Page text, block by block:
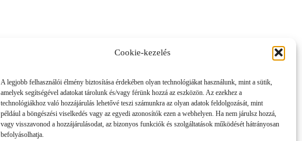
Cookie-kezelés
A legjobb felhasználói élmény biztosítása érdekében olyan technológiákat használunk, mint a sütik,
amelyek segítségével adatokat tárolunk és/vagy férünk hozzá az eszközön. Az ezekhez a
technológiákhoz való hozzájárulás lehetővé teszi számunkra az olyan adatok feldolgozását, mint
például a böngészési viselkedés vagy az egyedi azonosítók ezen a webhelyen. Ha nem járulsz hozzá,
vagy visszavonod a hozzájárulásodat, az bizonyos funkciók és szolgáltatások működését hátrányosan
befolyásolhatja.